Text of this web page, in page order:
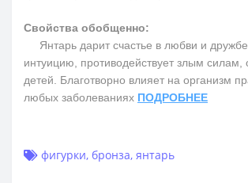
Свойства обобщенно:
Янтарь дарит счастье в любви и
интуицию, противодействует злым силам,
детей. Благотворно влияет на организм
любых заболеваниях ПОДРОБНЕЕ
фигурки, бронза, янтарь